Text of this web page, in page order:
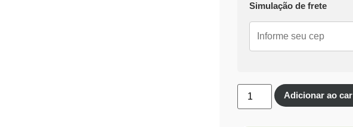
Pix:R$14.476,00
EconomizeR$924,00
Aprovação imediata
Simulação de frete
Adicionar ao